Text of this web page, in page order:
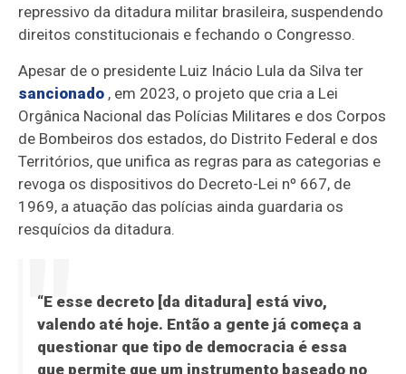
repressivo da ditadura militar brasileira, suspendendo
direitos constitucionais e fechando o Congresso.
Apesar de o presidente Luiz Inácio Lula da Silva ter
sancionado , em 2023, o projeto que cria a Lei
Orgânica Nacional das Polícias Militares e dos Corpos
de Bombeiros dos estados, do Distrito Federal e dos
Territórios, que unifica as regras para as categorias e
revoga os dispositivos do Decreto-Lei nº 667, de
1969, a atuação das polícias ainda guardaria os
resquícios da ditadura.
“E esse decreto [da ditadura] está vivo,
valendo até hoje. Então a gente já começa a
questionar que tipo de democracia é essa
que permite que um instrumento baseado no